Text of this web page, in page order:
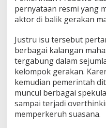
pernyataan resmi yang
aktor di balik gerakan
Justru isu tersebut
berbagai kalangan
tergabung dalam
kelompok gerakan.
kemudian pemerintah
muncul berbagai
sampai terjadi
memperkeruh suasana.